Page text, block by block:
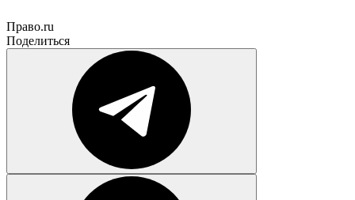
Право.ru
Поделиться